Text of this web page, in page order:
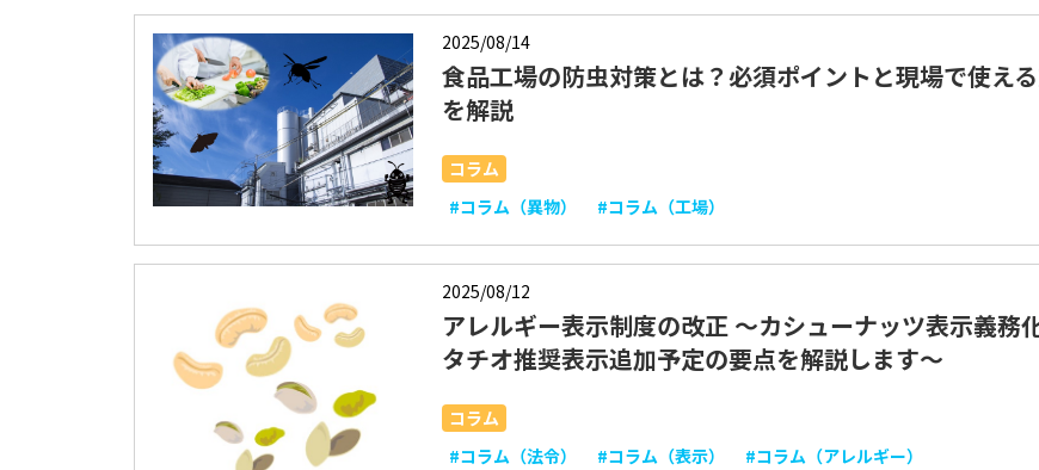
2025/08/14
食品工場の防虫対策とは？必須ポイントと現場で使え
を解説
コラム
#コラム（異物）
#コラム（工場）
2025/08/12
アレルギー表示制度の改正 ～カシューナッツ表示義務
タチオ推奨表示追加予定の要点を解説します～
コラム
#コラム（法令）
#コラム（表示） #コラム（アレルギー）